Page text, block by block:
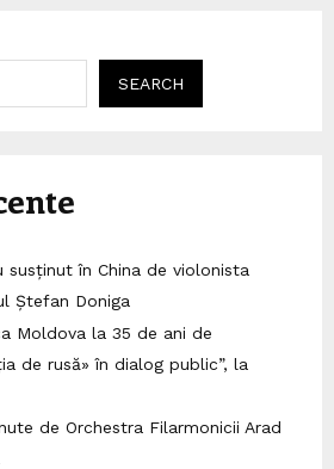
SEARCH
susținut în China de violonista
Ștefan Doniga
Moldova la 35 de ani de
de rusă» în dialog public”, la
de Orchestra Filarmonicii Arad